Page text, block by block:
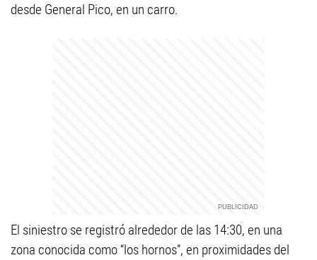
desde General Pico, en un carro.
El siniestro se registró alrededor de las 14:30, en una
zona conocida como “los hornos”, en proximidades del